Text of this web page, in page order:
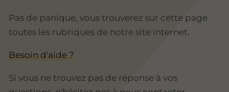
Pas de panique, vous trouverez sur cette page
toutes les rubriques de notre site internet.​​
Besoin d'aide ?
Si vous ne trouvez pas de réponse à vos